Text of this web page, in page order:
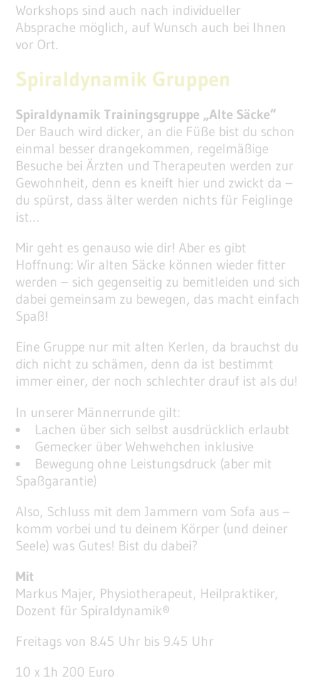
Workshops sind auch nach individueller
Absprache möglich, auf Wunsch auch bei Ihnen
vor Ort.
Spiraldynamik Gruppen
Spiraldynamik Trainingsgruppe „Alte Säcke“
Der Bauch wird dicker, an die Füße bist du schon
einmal besser drangekommen, regelmäßige
Besuche bei Ärzten und Therapeuten werden zur
Gewohnheit, denn es kneift hier und zwickt da –
du spürst, dass älter werden nichts für Feiglinge
ist…
Mir geht es genauso wie dir! Aber es gibt
Hoffnung: Wir alten Säcke können wieder fitter
werden – sich gegenseitig zu bemitleiden und sich
dabei gemeinsam zu bewegen, das macht einfach
Spaß!
Eine Gruppe nur mit alten Kerlen, da brauchst du
dich nicht zu schämen, denn da ist bestimmt
immer einer, der noch schlechter drauf ist als du!
In unserer Männerrunde gilt:
Lachen über sich selbst ausdrücklich erlaubt
Gemecker über Wehwehchen inklusive
Bewegung ohne Leistungsdruck (aber mit
Spaßgarantie)
Also, Schluss mit dem Jammern vom Sofa aus –
komm vorbei und tu deinem Körper (und deiner
Seele) was Gutes! Bist du dabei?
Mit
Markus Majer, Physiotherapeut, Heilpraktiker,
Dozent für Spiraldynamik®
Freitags von 8.45 Uhr bis 9.45 Uhr
10 x 1h 200 Euro